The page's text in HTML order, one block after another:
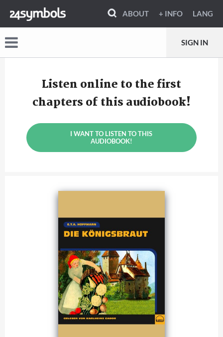
ABOUT + INFO LANG
SIGN IN
Listen online to the first
chapters of this audiobook!
I WANT TO LISTEN TO THIS
AUDIOBOOK!